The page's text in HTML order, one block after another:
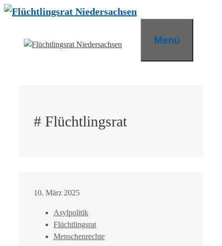
Zum
Menü
# Flüchtlingsrat
10. März 2025
Asylpolitik
Flüchtlingsrat
Menschenrechte